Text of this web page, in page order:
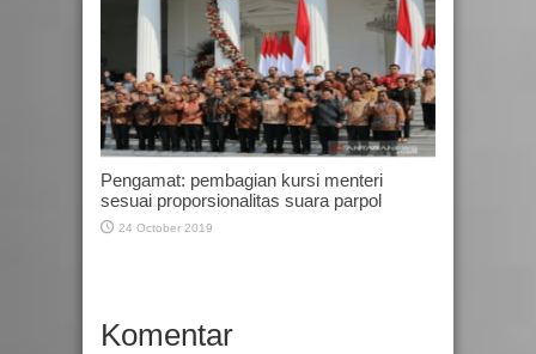
Pengamat: pembagian kursi menteri
sesuai proporsionalitas suara parpol
24 October 2019
Komentar